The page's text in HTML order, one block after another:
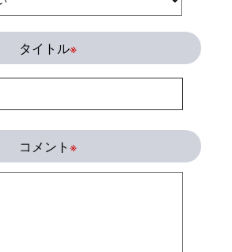
タイトル※
コメント※